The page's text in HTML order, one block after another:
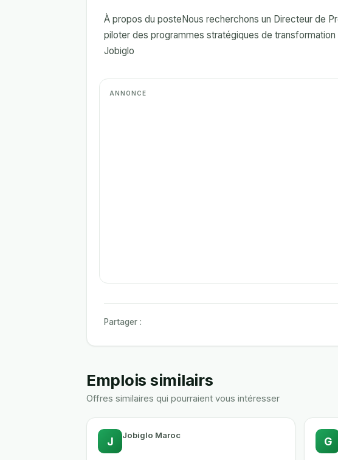
À propos du posteNous recherchons un Directeur de
piloter des programmes stratégiques de transformation
Jobiglo
Partager :
Emplois similairs
Offres similaires qui pourraient vous intéresser
J Jobiglo Maroc G